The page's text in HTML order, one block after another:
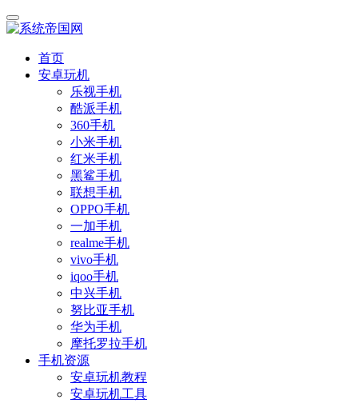
首页
安卓玩机
乐视手机
酷派手机
360手机
小米手机
红米手机
黑鲨手机
联想手机
OPPO手机
一加手机
realme手机
vivo手机
iqoo手机
中兴手机
努比亚手机
华为手机
摩托罗拉手机
手机资源
安卓玩机教程
安卓玩机工具